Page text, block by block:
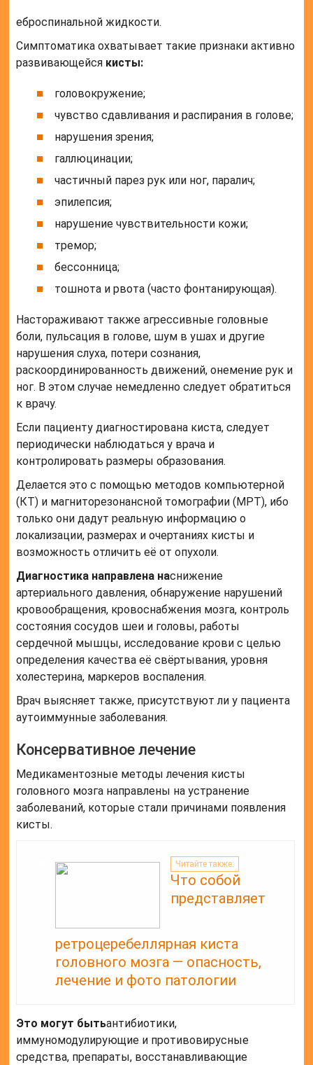
еброспинальной жидкости.
Симптоматика охватывает такие признаки активно
развивающейся кисты:
головокружение;
чувство сдавливания и распирания в голове;
нарушения зрения;
галлюцинации;
частичный парез рук или ног, паралич;
эпилепсия;
нарушение чувствительности кожи;
тремор;
бессонница;
тошнота и рвота (часто фонтанирующая).
Настораживают также агрессивные головные
боли, пульсация в голове, шум в ушах и другие
нарушения слуха, потери сознания,
раскоординированность движений, онемение рук и
ног. В этом случае немедленно следует обратиться
к врачу.
Если пациенту диагностирована киста, следует
периодически наблюдаться у врача и
контролировать размеры образования.
Делается это с помощью методов компьютерной
(КТ) и магниторезонансной томографии (МРТ), ибо
только они дадут реальную информацию о
локализации, размерах и очертаниях кисты и
возможность отличить её от опухоли.
Диагностика направлена наснижение
артериального давления, обнаружение нарушений
кровообращения, кровоснабжения мозга, контроль
состояния сосудов шеи и головы, работы
сердечной мышцы, исследование крови с целью
определения качества её свёртывания, уровня
холестерина, маркеров воспаления.
Врач выясняет также, присутствуют ли у пациента
аутоиммунные заболевания.
Консервативное лечение
Медикаментозные методы лечения кисты
головного мозга направлены на устранение
заболеваний, которые стали причинами появления
кисты.
Читайте также:
Что собой
представляет
ретроцеребеллярная киста
головного мозга — опасность,
лечение и фото патологии
Это могут бытьантибиотики,
иммуномодулирующие и противовирусные
средства, препараты, восстанавливающие